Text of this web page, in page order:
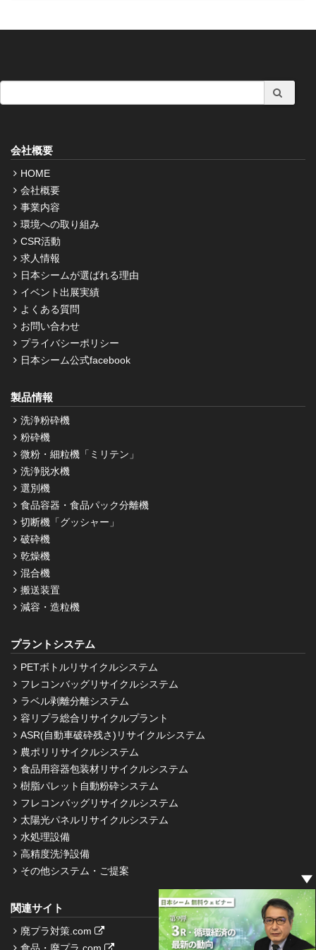
会社概要
HOME
会社概要
事業内容
環境への取り組み
CSR活動
求人情報
日本シームが選ばれる理由
イベント出展実績
よくある質問
お問い合わせ
プライバシーポリシー
日本シーム公式facebook
製品情報
洗浄粉砕機
粉砕機
微粉・細粒機「ミリテン」
洗浄脱水機
選別機
食品容器・食品パック分離機
切断機「グッシャー」
破砕機
乾燥機
混合機
搬送装置
減容・造粒機
プラントシステム
PETボトルリサイクルシステム
フレコンバッグリサイクルシステム
ラベル剥離分離システム
容リプラ総合リサイクルプラント
ASR(自動車破砕残さ)リサイクルシステム
農ポリリサイクルシステム
食品用容器包装材リサイクルシステム
樹脂パレット自動粉砕システム
フレコンバッグリサイクルシステム
太陽光パネルリサイクルシステム
水処理設備
高精度洗浄設備
その他システム・ご提案
関連サイト
廃プラ対策.com